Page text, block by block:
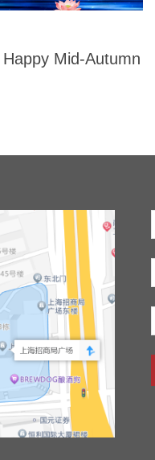
Mid-Autumn